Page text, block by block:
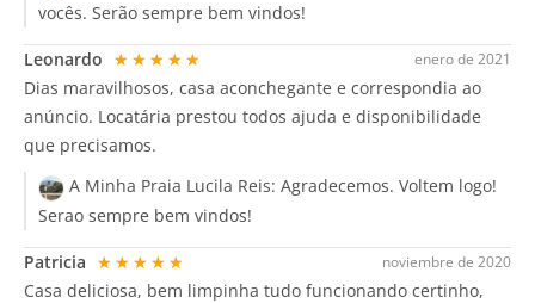
vocês. Serão sempre bem vindos!
enero de 2021
Leonardo ★★★★★
Dias maravilhosos, casa aconchegante e correspondia ao
anúncio. Locatária prestou todos ajuda e disponibilidade
que precisamos.
A Minha Praia Lucila Reis: Agradecemos. Voltem logo!
Serao sempre bem vindos!
noviembre de 2020
Patricia ★★★★★
Casa deliciosa, bem limpinha tudo funcionando certinho,